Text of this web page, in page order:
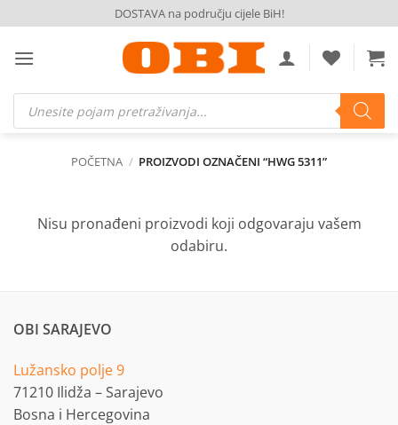
to
content
DOSTAVA na području cijele BiH!
Products
search
POČETNA / PROIZVODI OZNAČENI “HWG 5311”
Nisu pronađeni proizvodi koji odgovaraju vašem
odabiru.
OBI SARAJEVO
Lužansko polje 9
71210 Ilidža – Sarajevo
Bosna i Hercegovina